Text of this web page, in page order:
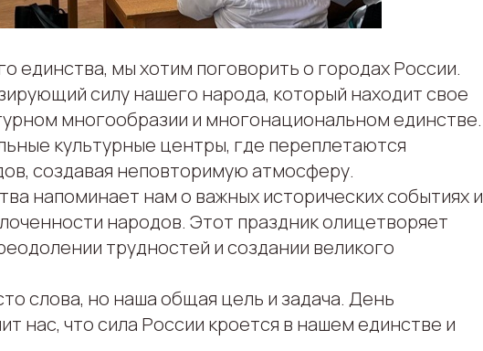
единства, мы хотим поговорить о городах России.
силу нашего народа, который находит свое
многообразии и многонациональном единстве.
культурные центры, где переплетаются
создавая неповторимую атмосферу.
напоминает нам о важных исторических событиях и
народов. Этот праздник олицетворяет
трудностей и создании великого
слова, но наша общая цель и задача. День
нас, что сила России кроется в нашем единстве и